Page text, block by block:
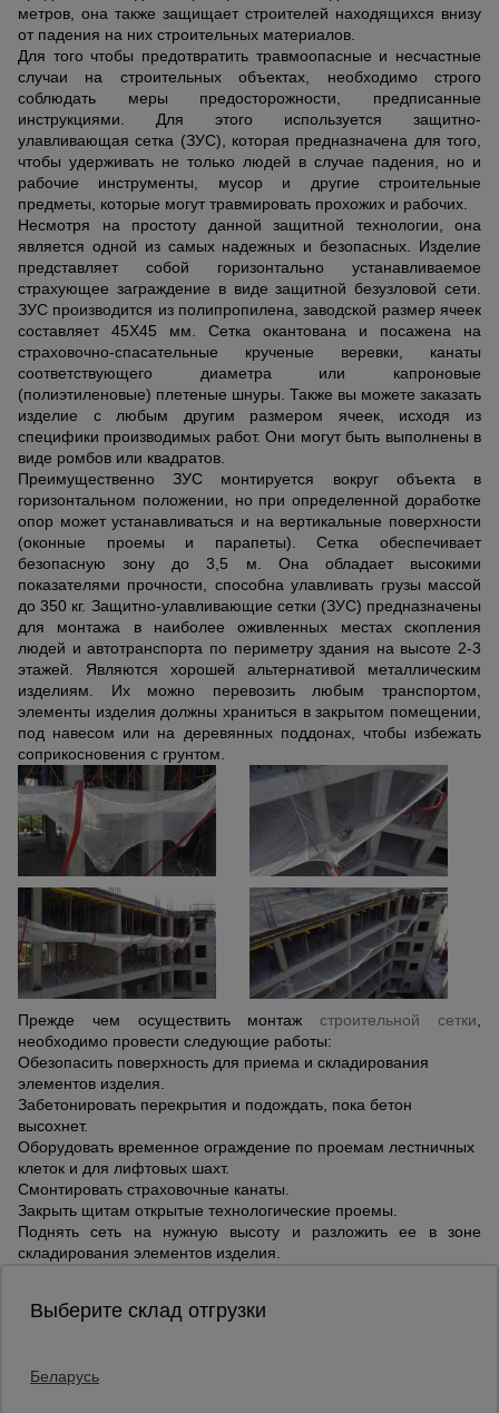
метров, она также защищает строителей находящихся внизу
от падения на них строительных материалов.
Для того чтобы предотвратить травмоопасные и несчастные
случаи на строительных объектах, необходимо строго
соблюдать меры предосторожности, предписанные
инструкциями. Для этого используется защитно-
улавливающая сетка (ЗУС), которая предназначена для того,
чтобы удерживать не только людей в случае падения, но и
рабочие инструменты, мусор и другие строительные
предметы, которые могут травмировать прохожих и рабочих.
Несмотря на простоту данной защитной технологии, она
является одной из самых надежных и безопасных. Изделие
представляет собой горизонтально устанавливаемое
страхующее заграждение в виде защитной безузловой сети.
ЗУС производится из полипропилена, заводской размер ячеек
составляет 45Х45 мм. Сетка окантована и посажена на
страховочно-спасательные крученые веревки, канаты
соответствующего диаметра или капроновые
(полиэтиленовые) плетеные шнуры. Также вы можете заказать
изделие с любым другим размером ячеек, исходя из
специфики производимых работ. Они могут быть выполнены в
виде ромбов или квадратов.
Преимущественно ЗУС монтируется вокруг объекта в
горизонтальном положении, но при определенной доработке
опор может устанавливаться и на вертикальные поверхности
(оконные проемы и парапеты). Сетка обеспечивает
безопасную зону до 3,5 м. Она обладает высокими
показателями прочности, способна улавливать грузы массой
до 350 кг. Защитно-улавливающие сетки (ЗУС) предназначены
для монтажа в наиболее оживленных местах скопления
людей и автотранспорта по периметру здания на высоте 2-3
этажей. Являются хорошей альтернативой металлическим
изделиям. Их можно перевозить любым транспортом,
элементы изделия должны храниться в закрытом помещении,
под навесом или на деревянных поддонах, чтобы избежать
соприкосновения с грунтом.
Прежде чем осуществить монтажстроительной сетки,
необходимо провести следующие работы:
Обезопасить поверхность для приема и складирования
элементов изделия.
Забетонировать перекрытия и подождать, пока бетон
высохнет.
Оборудовать временное ограждение по проемам лестничных
клеток и для лифтовых шахт.
Смонтировать страховочные канаты.
Закрыть щитам открытые технологические проемы.
Поднять сеть на нужную высоту и разложить ее в зоне
складирования элементов изделия.
Выберите склад отгрузки
Беларусь